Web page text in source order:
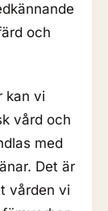
och
kan vi
vård och
med
Det är
vården vi